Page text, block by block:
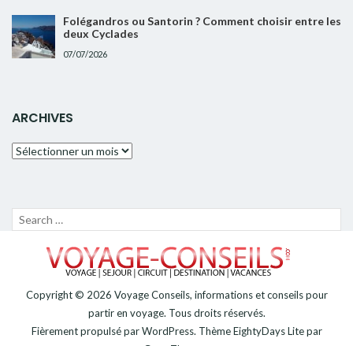
Folégandros ou Santorin ? Comment choisir entre les
deux Cyclades
07/07/2026
ARCHIVES
Archives
Recherche
Copyright © 2026 Voyage Conseils, informations et conseils pour
partir en voyage. Tous droits réservés.
Fièrement propulsé parWordPress. ThèmeEightyDays Litepar